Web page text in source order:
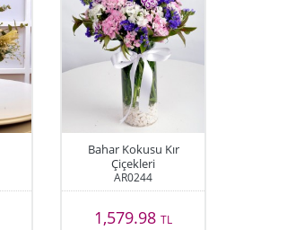
Bahar Kokusu Kır
Çiçekleri
AR0244
1,579.98TL